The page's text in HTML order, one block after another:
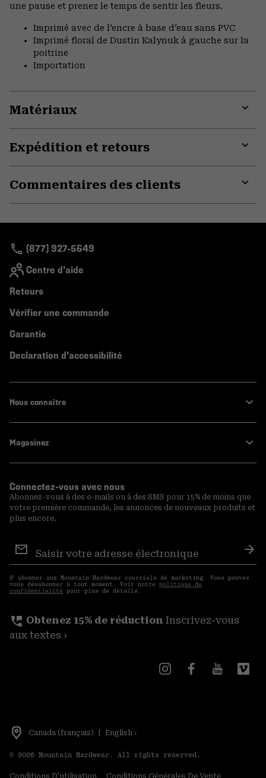
une pause et prenez le temps de sentir les fleurs.
Imprimé avec de l’encre à base d’eau sans PVC
Imprimé floral de Dustin Kalynuk à gauche sur la
poitrine
Importation
Matériaux
Expédition et retours
Commentaires des clients
(877) 927-5649
Centre d'aide
Retours
Vérifier une commande
Garantie
Declaration d'accessibilité
Nous connaitre
Magasinez
Connectez-vous avec nous
Abonnez-vous à des e-mails ou à des SMS pour 15% de moins que
votre première commande, les annonces de nouveaux produits et
plus encore.
aux
courriels
S′ abonner aux Mountain Hardwear courriels de marketing. Vous pouvez
vous désabonner à tout moment. Voir notre politique de
confidentialité pour plus de détails.
perm_phone_msg Obtenez 15% de réduction Inscrivez-vous
aux textes ›
Canada (français) English ›
© 2026 Mountain Hardwear. All rights reserved.
Conditions D'utilisation Conditions Générales De Vente